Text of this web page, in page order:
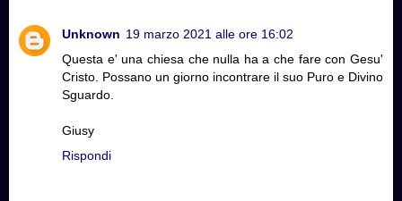
Unknown 19 marzo 2021 alle ore 16:02
Questa e' una chiesa che nulla ha a che fare con Gesu'
Cristo. Possano un giorno incontrare il suo Puro e Divino
Sguardo.
Giusy
Rispondi